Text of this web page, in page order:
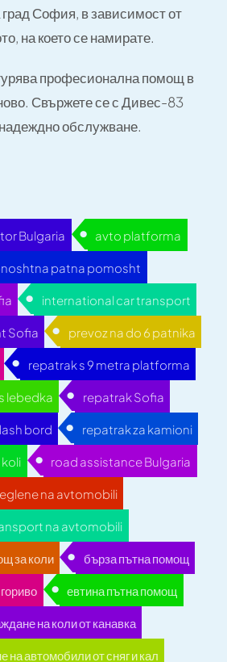
София, в зависимост от
на което се намирате.
професионална помощ в
Свържете се с Дивес-83
обслужване.
Bulgaria avto platforma
patna pomosht
international car transport
Sofia prevoz na do 6 patnika
repatrak s 9 metra platforma
lebedka repatrak Sofia
bord repatrak za kamioni
road assistance Bulgaria
na avtomobili
na avtomobili
за коли бърза пътна помощ
евтина пътна помощ
на коли от канавка
на автомобили от сняг и кал